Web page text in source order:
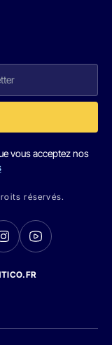
vous acceptez nos
réservés.